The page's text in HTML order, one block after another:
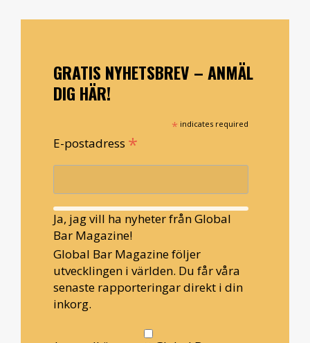
GRATIS NYHETSBREV – ANMÄL
DIG HÄR!
* indicates required
E-postadress *
Ja, jag vill ha nyheter från Global
Bar Magazine!
Global Bar Magazine följer
utvecklingen i världen. Du får våra
senaste rapporteringar direkt i din
inkorg.